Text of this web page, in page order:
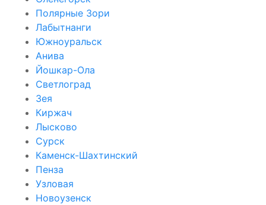
Полярные Зори
Лабытнанги
Южноуральск
Анива
Йошкар-Ола
Светлоград
Зея
Киржач
Лысково
Сурск
Каменск-Шахтинский
Пенза
Узловая
Новоузенск